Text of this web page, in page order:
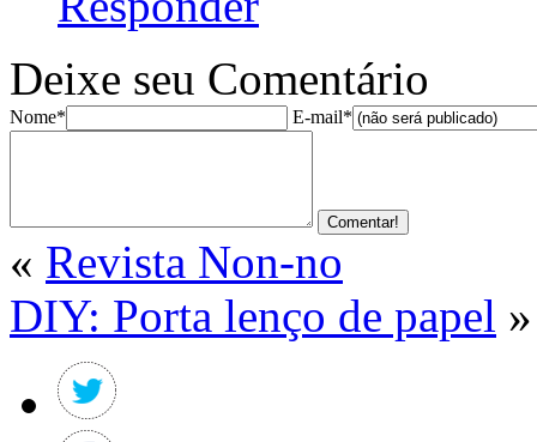
Deixe seu Comentário
Nome* E-mail*
« Revista Non-no
DIY: Porta lenço de papel »